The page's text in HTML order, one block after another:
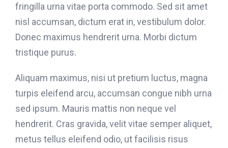
fringilla urna vitae porta commodo. Sed sit amet
nisl accumsan, dictum erat in, vestibulum dolor.
Donec maximus hendrerit urna. Morbi dictum
tristique purus.
Aliquam maximus, nisi ut pretium luctus, magna
turpis eleifend arcu, accumsan congue nibh urna
sed ipsum. Mauris mattis non neque vel
hendrerit. Cras gravida, velit vitae semper aliquet,
metus tellus eleifend odio, ut facilisis risus